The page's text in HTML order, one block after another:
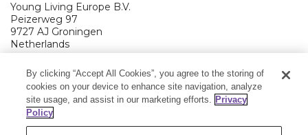
Young Living Europe B.V.
Peizerweg 97
9727 AJ Groningen
Netherlands
Kundenservice:
0800-296205
Young Living EMEA Ltd Hauptquartier: 44 (0) 20 3935 9000
By clicking “Accept All Cookies”, you agree to the storing of
cookies on your device to enhance site navigation, analyze
site usage, and assist in our marketing efforts. Privacy
Policy